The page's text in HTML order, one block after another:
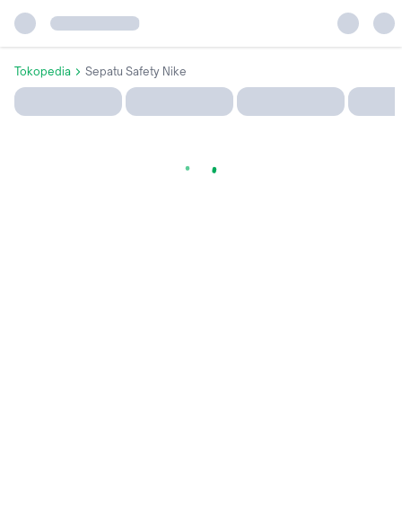
Tokopedia Sepatu Safety Nike